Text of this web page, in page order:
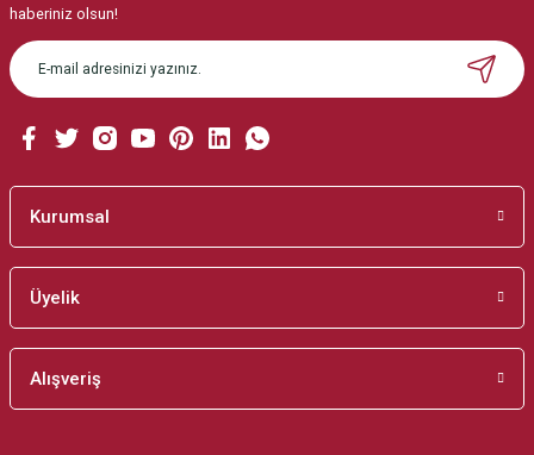
Ürün bilgilerinde hatalar bulunuyor.
haberiniz olsun!
Kurumsal
Üyelik
Alışveriş